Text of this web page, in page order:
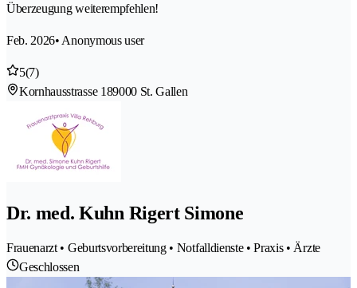
Überzeugung weiterempfehlen!
Feb. 2026• Anonymous user
5(7)
Kornhausstrasse 189000 St. Gallen
Dr. med. Kuhn Rigert Simone
Frauenarzt • Geburtsvorbereitung • Notfalldienste • Praxis • Ärzte
Geschlossen